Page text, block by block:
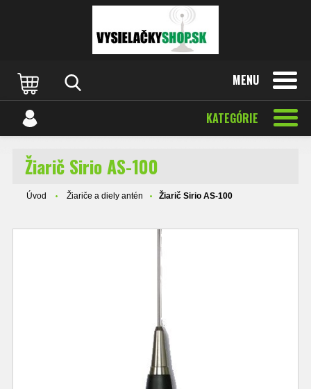
MENU
KATEGÓRIE
Žiarič Sirio AS-100
Úvod Žiariče a diely antén Žiarič Sirio AS-100